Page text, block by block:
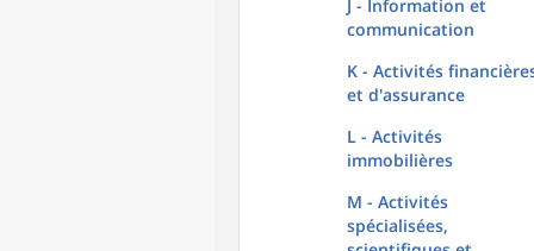
J - Information et
communication
K - Activités
et d'assurance
L - Activités
immobilières
M - Activités
spécialisées,